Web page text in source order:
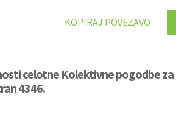
KOPIRAJ POVEZAVO
celotne Kolektivne pogodbe
4346.